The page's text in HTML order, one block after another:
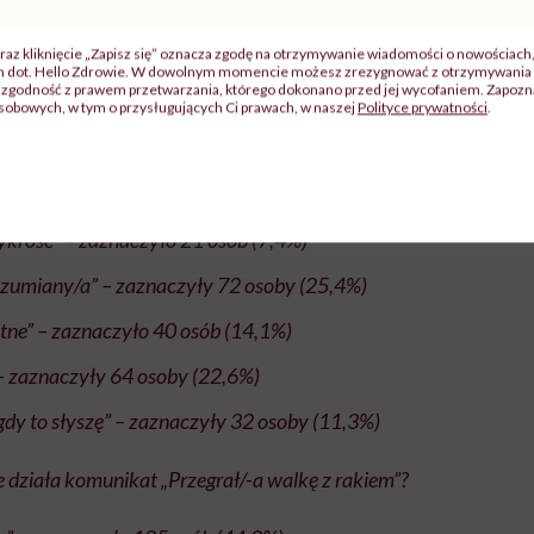
przez siebie ankiety:
– zaznaczyło 21 osób (7,4%)
a” – zaznaczyły 72 osoby (25,4%)
– zaznaczyło 40 osób (14,1%)
zaznaczyły 64 osoby (22,6%)
to słyszę” – zaznaczyły 32 osoby (11,3%)
komunikat „Przegrał/-a walkę z rakiem”?
kliknięcie „Zapisz się” oznacza zgodę na otrzymywanie wiadomości o
dot. Hello Zdrowie. W dowolnym momencie możesz zrezygnować z
zgodność z prawem przetwarzania, którego dokonano przed jej wycofaniem.
w tym o przysługujących Ci prawach, w naszejPolityce prywatności.